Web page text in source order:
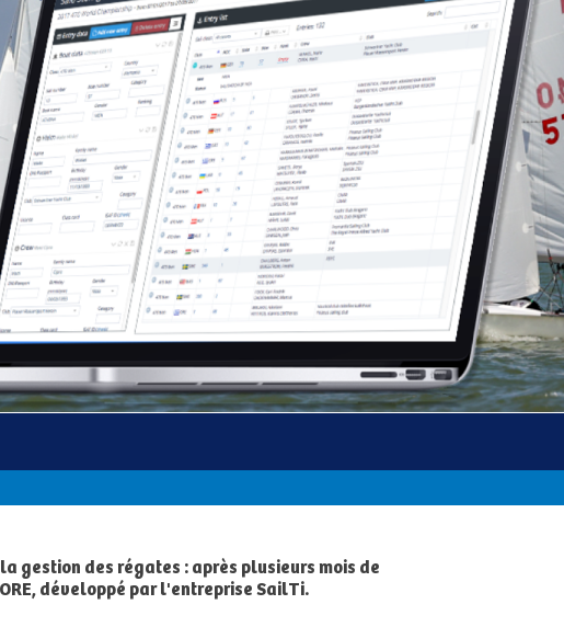
gestion des régates : après plusieurs mois de
développé par l'entreprise SailTi.